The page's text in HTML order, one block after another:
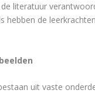
literatuur
hebben de
uit vaste